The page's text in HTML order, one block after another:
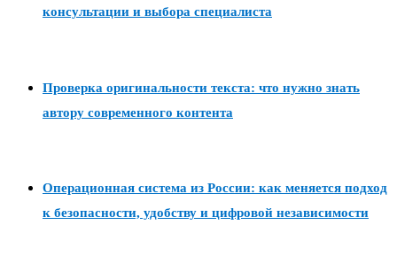
консультации и выбора специалиста
Проверка оригинальности текста: что нужно знать
автору современного контента
Операционная система из России: как меняется подход
к безопасности, удобству и цифровой независимости